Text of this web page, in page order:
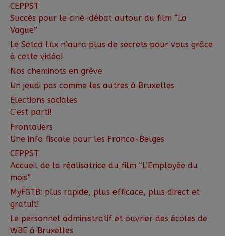
CEPPST
Succès pour le ciné-débat autour du film “La
Vague”
Le Setca Lux n’aura plus de secrets pour vous grâce
à cette vidéo!
Nos cheminots en grève
Un jeudi pas comme les autres à Bruxelles
Elections sociales
C’est parti!
Frontaliers
Une info fiscale pour les Franco-Belges
CEPPST
Accueil de la réalisatrice du film “L’Employée du
mois”
MyFGTB: plus rapide, plus efficace, plus direct et
gratuit!
Le personnel administratif et ouvrier des écoles de
WBE à Bruxelles